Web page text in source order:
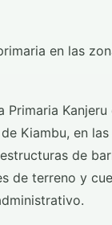
en las
Primaria Kanjeru
Kiambu, en
de
de terreno y